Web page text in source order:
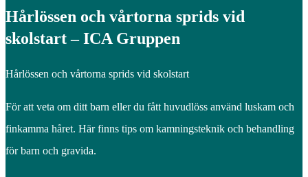
Hårlössen och vårtorna sprids vid
skolstart – ICA Gruppen
Hårlössen och vårtorna sprids vid skolstart
För att veta om ditt barn eller du fått huvudlöss använd luskam och
finkamma håret. Här finns tips om kamningsteknik och behandling
för barn och gravida.